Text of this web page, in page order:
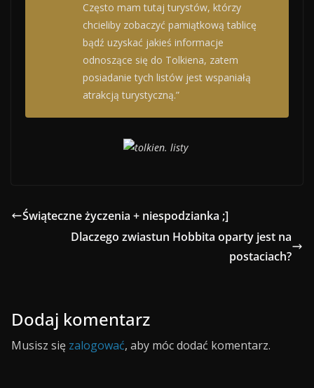
Często mam tutaj turystów, którzy
chcieliby zobaczyć pamiątkową tablicę
bądź uzyskać jakieś informacje
odnoszące się do Tolkiena, zatem
posiadanie tych listów jest wspaniałą
atrakcją turystyczną.”
Świąteczne życzenia + niespodzianka ;]
Dlaczego zwiastun Hobbita oparty jest na
postaciach?
Dodaj komentarz
Musisz się zalogować, aby móc dodać komentarz.